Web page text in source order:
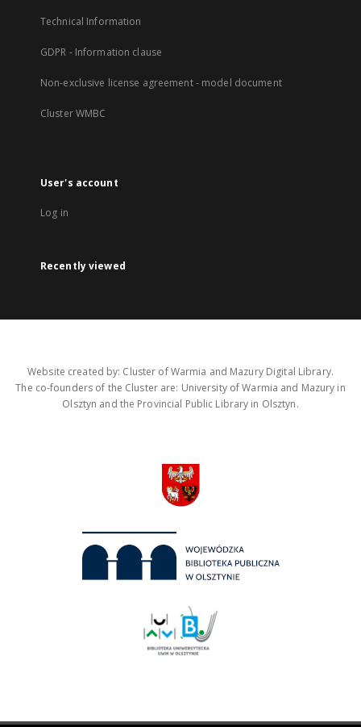
Technical Information
GDPR - Information clause
Non-exclusive license agreement - model document
Cluster WMBC
User's account
Log in
Recently viewed
Website created by: Cluster of Warmia and Mazury Digital Library.
The co-founders of the Cluster are: University of Warmia and Mazury in
Olsztyn and the Provincial Public Library in Olsztyn.